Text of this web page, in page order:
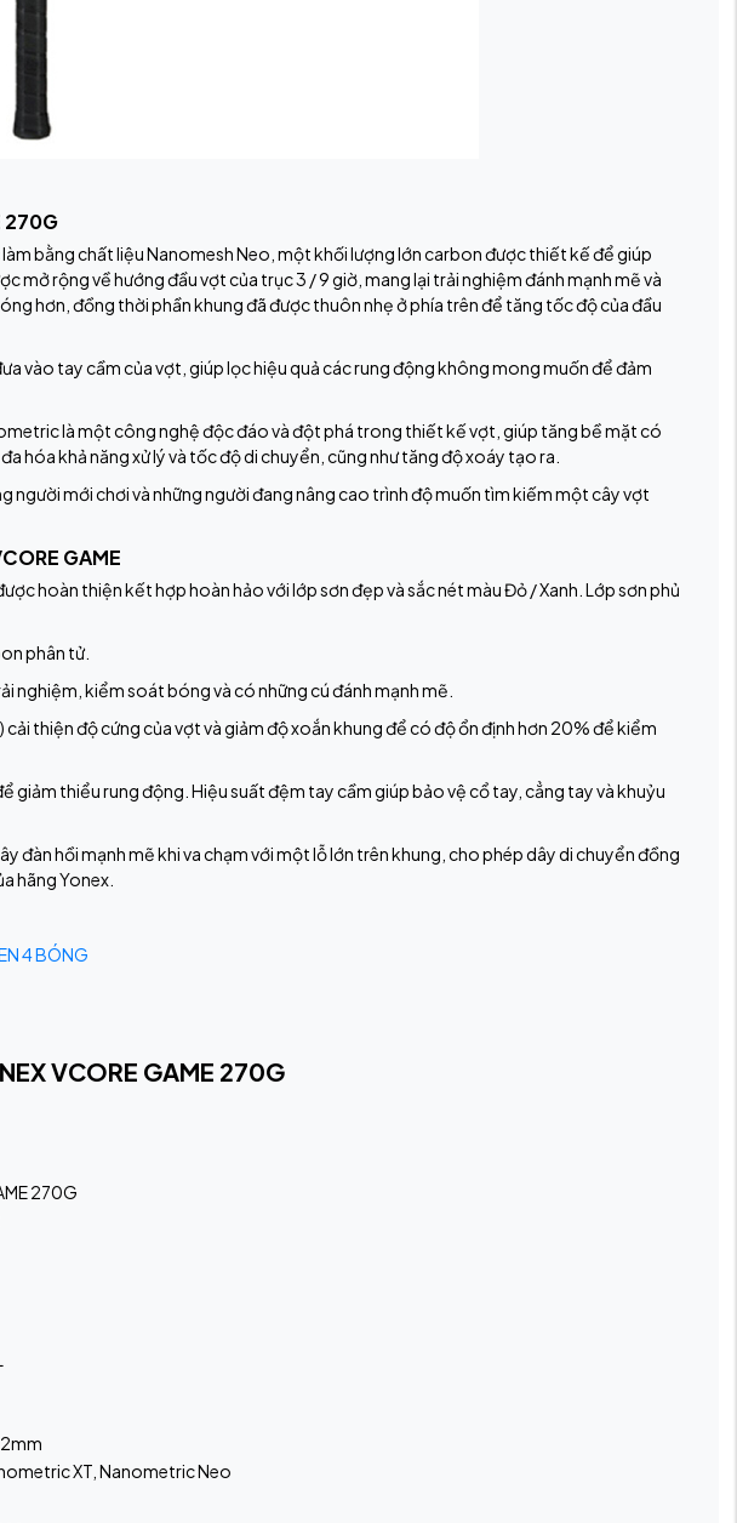
270G
bằng chất liệu Nanomesh Neo, một khối lượng lớn carbon được thiết kế để giúp
mở rộng về hướng đầu vợt của trục 3 / 9 giờ, mang lại trải nghiệm đánh mạnh mẽ và
hơn, đồng thời phần khung đã được thuôn nhẹ ở phía trên để tăng tốc độ của đầu
vào tay cầm của vợt, giúp lọc hiệu quả các rung động không mong muốn để đảm
là một công nghệ độc đáo và đột phá trong thiết kế vợt, giúp tăng bề mặt có
hóa khả năng xử lý và tốc độ di chuyển, cũng như tăng độ xoáy tạo ra.
người mới chơi và những người đang nâng cao trình độ muốn tìm kiếm một cây vợt
GAME
hoàn thiện kết hợp hoàn hảo với lớp sơn đẹp và sắc nét màu Đỏ / Xanh. Lớp sơn phủ
phân tử.
nghiệm, kiểm soát bóng và có những cú đánh mạnh mẽ.
thiện độ cứng của vợt và giảm độ xoắn khung để có độ ổn định hơn 20% để kiểm
giảm thiểu rung động. Hiệu suất đệm tay cầm giúp bảo vệ cổ tay, cẳng tay và khuỷu
đàn hồi mạnh mẽ khi va chạm với một lỗ lớn trên khung, cho phép dây di chuyển đồng
hãng Yonex.
4 BÓNG
VCORE GAME 270G
270G
XT, Nanometric Neo